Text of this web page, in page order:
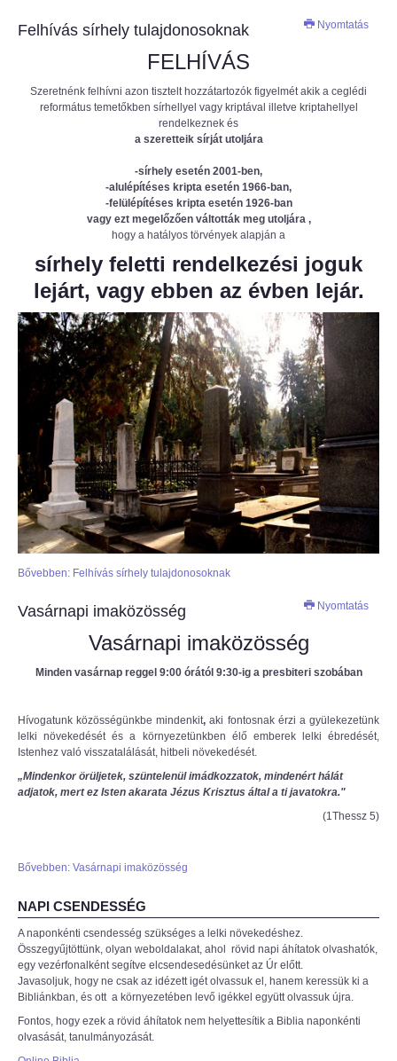
Nyomtatás
Felhívás sírhely tulajdonosoknak
FELHÍVÁS
Szeretnénk felhívni azon tisztelt hozzátartozók figyelmét akik a ceglédi
református temetőkben sírhellyel vagy kriptával illetve kriptahellyel
rendelkeznek és
a szeretteik sírját utoljára
-sírhely esetén 2001-ben,
-alulépítéses kripta esetén 1966-ban,
-felülépítéses kripta esetén 1926-ban
vagy ezt megelőzően váltották meg utoljára ,
hogy a hatályos törvények alapján a
sírhely feletti rendelkezési joguk
lejárt, vagy ebben az évben lejár.
Bővebben: Felhívás sírhely tulajdonosoknak
Nyomtatás
Vasárnapi imaközösség
Vasárnapi imaközösség
Minden vasárnap reggel 9:00 órától 9:30-ig a presbiteri szobában
Hívogatunk közösségünkbe mindenkit,aki fontosnak érzi a gyülekezetünk
lelki növekedését és a környezetünkben élő emberek lelki ébredését,
Istenhez való visszatalálását, hitbeli növekedését.
„Mindenkor örüljetek, szüntelenül imádkozzatok, mindenért hálát
adjatok, mert ez Isten akarata Jézus Krisztus által a ti javatokra."
(1Thessz 5)
Bővebben: Vasárnapi imaközösség
NAPI CSENDESSÉG
A naponkénti csendesség szükséges a lelki növekedéshez.
Összegyűjtöttünk, olyan weboldalakat, ahol rövid napi áhítatok olvashatók,
egy vezérfonalként segítve elcsendesedésünket az Úr előtt.
Javasoljuk, hogy ne csak az idézett igét olvassuk el, hanem keressük ki a
Bibliánkban, és ott a környezetében levő igékkel együtt olvassuk újra.
Fontos, hogy ezek a rövid áhítatok nem helyettesítik a Biblia naponkénti
olvasását, tanulmányozását.